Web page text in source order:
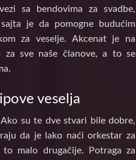
sa bendovima za svadbe,
je da pomogne budućim
za veselje. Akcenat je na
za sve naše članove, a to se
veselja
su te dve stvari bile dobre,
da je lako naći orkestar za
malo drugačije. Potraga za